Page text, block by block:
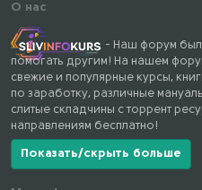
О нас
- Наш форум
помогать другим! На нашем
свежие и популярные курсы,
по заработку, различные
слитые складчины с торрент
направлениям бесплатно!
Показать/скрыть больше